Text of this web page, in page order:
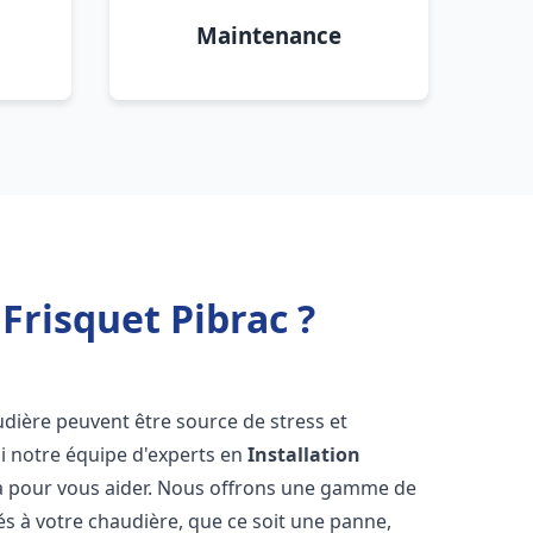
Maintenance
Pibrac ?
peuvent être source de stress et
notre équipe d'experts enInstallation
pour vous aider. Nous offrons une gamme de
à votre chaudière, que ce soit une panne,